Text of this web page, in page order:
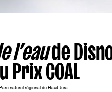
l’eaude
COAL
naturel régional du Haut-Jura